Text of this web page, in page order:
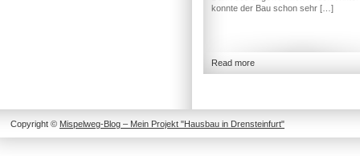
konnte der Bau schon sehr […]
Read more
Copyright © Mispelweg-Blog – Mein Projekt "Hausbau in Drensteinfurt"